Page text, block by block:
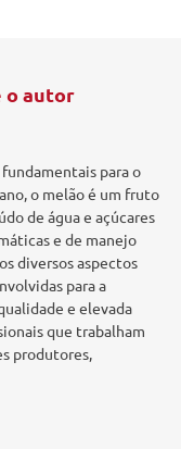
o autor
para o
o melão é um fruto
de água e açúcares
e de manejo
diversos aspectos
para a
e elevada
que trabalham
produtores,